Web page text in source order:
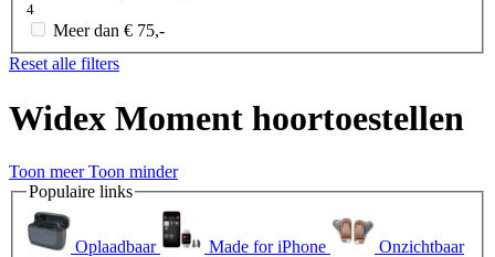
4
Meer dan € 75,-
Reset alle filters
Widex Moment hoortoestellen
Toon meerToon minder
Populaire links
Oplaadbaar Made for iPhone Onzichtbaar